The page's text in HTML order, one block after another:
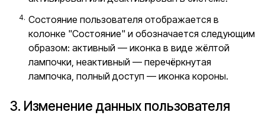
Состояние пользователя отображается в
колонке "Состояние" и обозначается следующим
образом: активный — иконка в виде жёлтой
лампочки, неактивный — перечёркнутая
лампочка, полный доступ — иконка короны.
3. Изменение данных пользователя